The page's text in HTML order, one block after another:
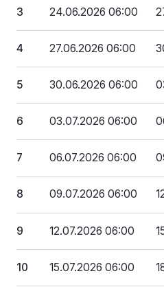
3 24.06.2026 06:00
4 27.06.2026 06:00
5 30.06.2026 06:00
6 03.07.2026 06:00
7 06.07.2026 06:00
8 09.07.2026 06:00
9 12.07.2026 06:00
10 15.07.2026 06:00